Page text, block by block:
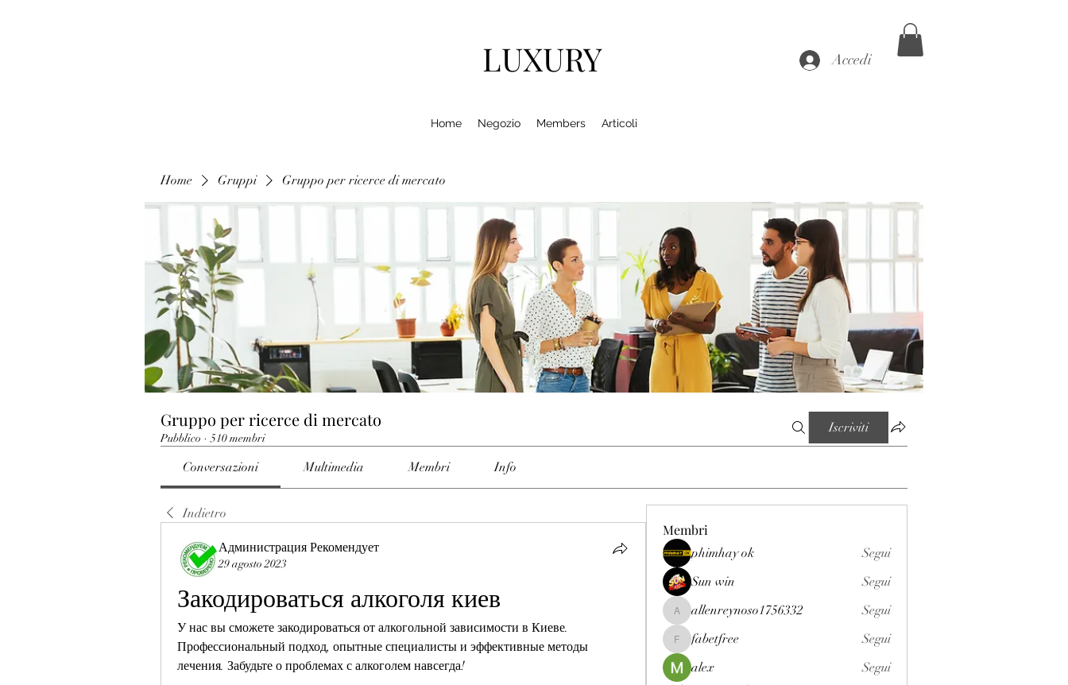
LUXURY Accedi
Home Negozio Members Articoli
Home Gruppi Gruppo per ricerce di mercato
Gruppo per ricerce di mercato
Pubblico · 510 membri
Iscriviti
Conversazioni Multimedia Membri Info
Indietro
Администрация Рекомендует
29 agosto 2023
Закодироваться алкоголя киев
У нас вы сможете закодироваться от алкогольной зависимости в Киеве.
Профессиональный подход, опытные специалисты и эффективные методы
лечения. Забудьте о проблемах с алкоголем навсегда!
Membri
phimhay ok
Segui
Sun win
Segui
allenreynoso1756332
allenreynoso1756332 Segui
fabetfree
fabetfree
Segui
alex
Segui